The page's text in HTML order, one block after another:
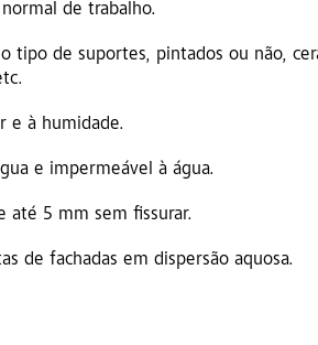
de trabalho.
tipo de suportes, pintados ou não,
e à humidade.
e impermeável à água.
até 5 mm sem fissurar.
de fachadas em dispersão aquosa.